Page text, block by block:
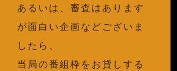
あるいは、審査はあります
が面白い企画などございま
したら、
当局の番組枠をお貸しする